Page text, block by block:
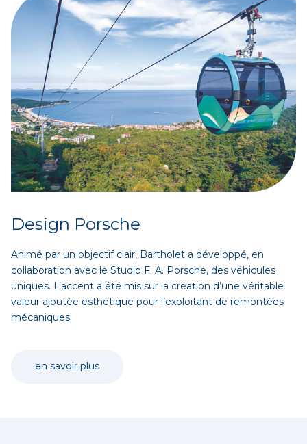
Design Porsche
Animé par un objectif clair, Bartholet a développé, en
collaboration avec le Studio F. A. Porsche, des véhicules
uniques. L’accent a été mis sur la création d’une véritable
valeur ajoutée esthétique pour l’exploitant de remontées
mécaniques.
en savoir plus